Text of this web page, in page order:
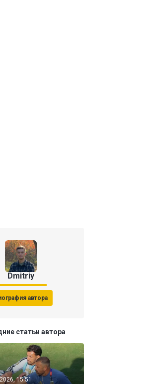
Dmitriy
автора
статьи автора
15:51